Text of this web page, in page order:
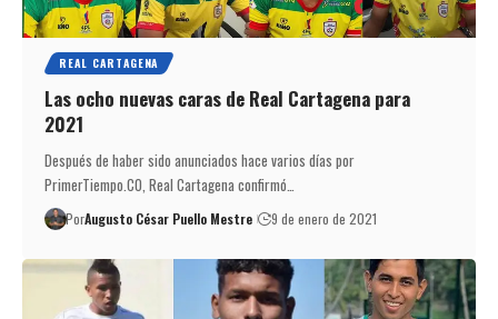
REAL CARTAGENA
Las ocho nuevas caras de Real Cartagena para
2021
Después de haber sido anunciados hace varios días por
PrimerTiempo.CO, Real Cartagena confirmó…
PorAugusto César Puello Mestre 9 de enero de 2021